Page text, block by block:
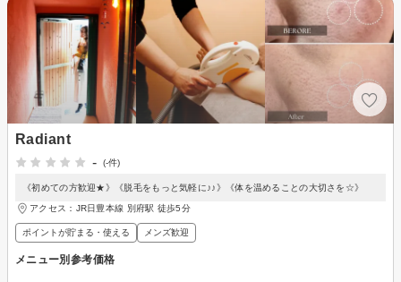
Radiant
-
(-件)
《初めての方歓迎★》《脱毛をもっと気軽に♪♪》《体を温めることの大切さを☆》
アクセス：JR日豊本線 別府駅 徒歩5分
ポイントが貯まる・使える メンズ歓迎
メニュー別参考価格